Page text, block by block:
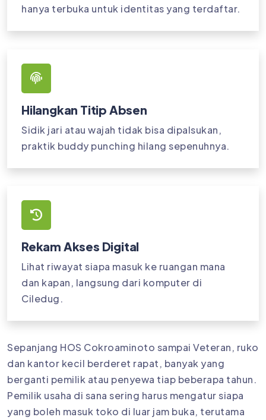
hanya terbuka untuk identitas yang terdaftar.
Hilangkan Titip Absen
Sidik jari atau wajah tidak bisa dipalsukan,
praktik buddy punching hilang sepenuhnya.
Rekam Akses Digital
Lihat riwayat siapa masuk ke ruangan mana
dan kapan, langsung dari komputer di
Ciledug.
Sepanjang HOS Cokroaminoto sampai Veteran, ruko
dan kantor kecil berderet rapat, banyak yang
berganti pemilik atau penyewa tiap beberapa tahun.
Pemilik usaha di sana sering harus mengatur siapa
yang boleh masuk toko di luar jam buka, terutama